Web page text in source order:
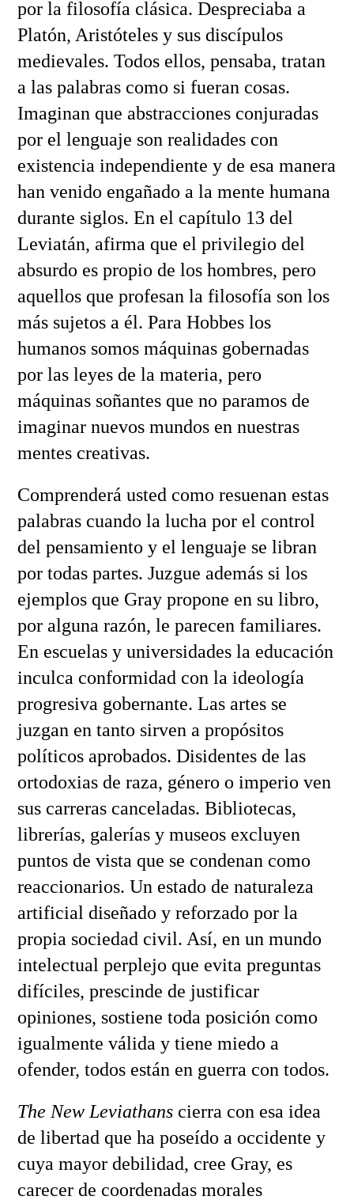
por la filosofía clásica. Despreciaba a
Platón, Aristóteles y sus discípulos
medievales. Todos ellos, pensaba, tratan
a las palabras como si fueran cosas.
Imaginan que abstracciones conjuradas
por el lenguaje son realidades con
existencia independiente y de esa manera
han venido engañado a la mente humana
durante siglos. En el capítulo 13 del
Leviatán, afirma que el privilegio del
absurdo es propio de los hombres, pero
aquellos que profesan la filosofía son los
más sujetos a él. Para Hobbes los
humanos somos máquinas gobernadas
por las leyes de la materia, pero
máquinas soñantes que no paramos de
imaginar nuevos mundos en nuestras
mentes creativas.
Comprenderá usted como resuenan estas
palabras cuando la lucha por el control
del pensamiento y el lenguaje se libran
por todas partes. Juzgue además si los
ejemplos que Gray propone en su libro,
por alguna razón, le parecen familiares.
En escuelas y universidades la educación
inculca conformidad con la ideología
progresiva gobernante. Las artes se
juzgan en tanto sirven a propósitos
políticos aprobados. Disidentes de las
ortodoxias de raza, género o imperio ven
sus carreras canceladas. Bibliotecas,
librerías, galerías y museos excluyen
puntos de vista que se condenan como
reaccionarios. Un estado de naturaleza
artificial diseñado y reforzado por la
propia sociedad civil. Así, en un mundo
intelectual perplejo que evita preguntas
difíciles, prescinde de justificar
opiniones, sostiene toda posición como
igualmente válida y tiene miedo a
ofender, todos están en guerra con todos.
The New Leviathanscierra con esa idea
de libertad que ha poseído a occidente y
cuya mayor debilidad, cree Gray, es
carecer de coordenadas morales